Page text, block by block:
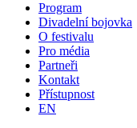
Program
Divadelní bojovka
O festivalu
Pro média
Partneři
Kontakt
Přístupnost
EN